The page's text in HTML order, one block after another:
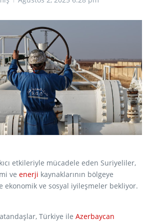
etkileriyle mücadele eden Suriyeliler,
ve enerji kaynaklarının bölgeye
ekonomik ve sosyal iyileşmeler bekliyor.
Türkiye ile Azerbaycan